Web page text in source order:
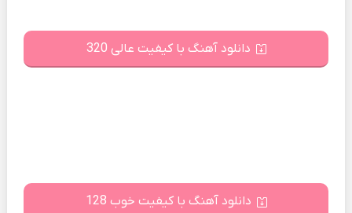
دانلود آهنگ با کیفیت عالی 320
دانلود آهنگ با کیفیت خوب 128